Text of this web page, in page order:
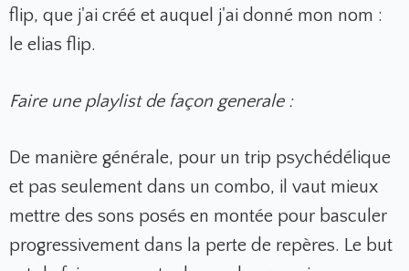
flip, que j'ai créé et auquel j'ai donné mon nom :
le elias flip.
Faire une playlist de façon generale :
De manière générale, pour un trip psychédélique
et pas seulement dans un combo, il vaut mieux
mettre des sons posés en montée pour basculer
progressivement dans la perte de repères. Le but